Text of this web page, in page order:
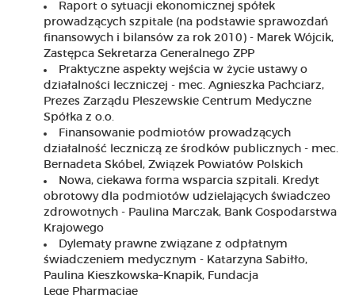
Raport o sytuacji ekonomicznej spółek
prowadzących szpitale (na podstawie sprawozdań
finansowych i bilansów za rok 2010) - Marek Wójcik,
Zastępca Sekretarza Generalnego ZPP
Praktyczne aspekty wejścia w życie ustawy o
działalności leczniczej - mec. Agnieszka Pachciarz,
Prezes Zarządu Pleszewskie Centrum Medyczne
Spółka z o.o.
Finansowanie podmiotów prowadzących
działalność leczniczą ze środków publicznych - mec.
Bernadeta Skóbel, Związek Powiatów Polskich
Nowa, ciekawa forma wsparcia szpitali. Kredyt
obrotowy dla podmiotów udzielających świadczeo
zdrowotnych - Paulina Marczak, Bank Gospodarstwa
Krajowego
Dylematy prawne związane z odpłatnym
świadczeniem medycznym - Katarzyna Sabiłło,
Paulina Kieszkowska–Knapik, Fundacja
Lege Pharmaciae